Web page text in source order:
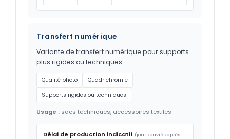
Transfert numérique
Variante de transfert numérique pour supports
plus rigides ou techniques.
Qualité photo
Quadrichromie
Supports rigides ou techniques
Usage : sacs techniques, accessoires textiles
Délai de production indicatif (jours ouvrés après